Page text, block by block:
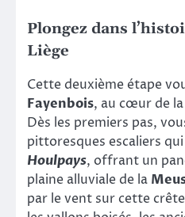
Plongez dans
Liège
Cette deuxième étape
Fayenbois, au cœur de la
Dès les premiers pas,
pittoresques escaliers
Houlpays, offrant un
plaine alluviale de la
par le vent sur cette